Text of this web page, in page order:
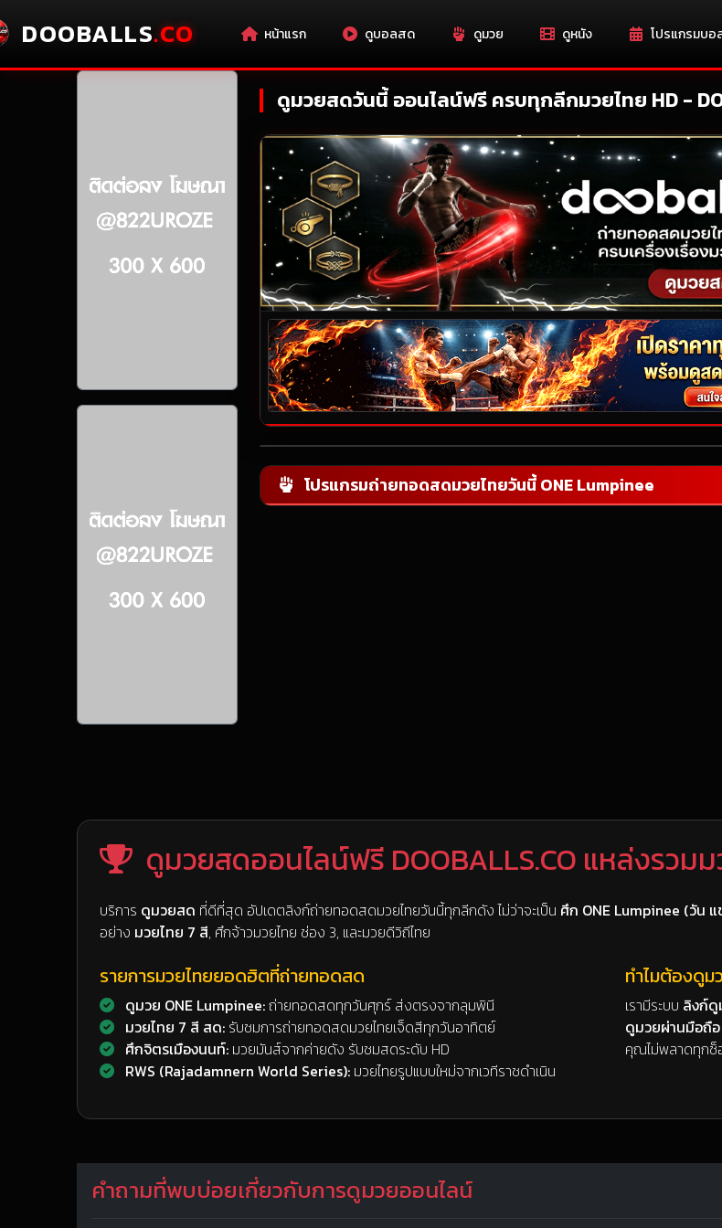
DOOBALLS.CO หน้าแรก ดูบอลสด ดูมวย ดูหนัง โปรแกรมบอ
ดูมวยสดวันนี้ ออนไลน์ฟรี ครบทุกลีกมวยไทย HD -
📺 กรุณาเลือกคู่มวยด้านล่าง
โปรแกรมถ่ายทอดสดมวยไทยวันนี้ ONE Lumpinee
ดูมวยสดออนไลน์ฟรี DOOBALLS.CO แหล่งรวม
บริการ ดูมวยสด ที่ดีที่สุด อัปเดตลิงก์ถ่ายทอดสดมวยไทยวันนี้ทุกลีกดัง ไม่ว่าจะเป็น ศึก ONE Lumpinee (วัน
อย่าง มวยไทย 7 สี, ศึกจ้าวมวยไทย ช่อง 3, และมวยดีวิถีไทย
รายการมวยไทยยอดฮิตที่ถ่ายทอดสด
ดูมวย ONE Lumpinee:ถ่ายทอดสดทุกวันศุกร์ ส่งตรงจากลุมพินี
มวยไทย 7 สี สด: รับชมการถ่ายทอดสดมวยไทยเจ็ดสีทุกวันอาทิตย์
ศึกจิตรเมืองนนท์: มวยมันส์จากค่ายดัง รับชมสดระดับ HD
RWS (Rajadamnern World Series): มวยไทยรูปแบบใหม่จากเวทีราชดำเนิน
ทำไมต้องดูม
เรามีระบบ ลิงก์
ดูมวยผ่านมือถือ
คุณไม่พลาดทุกช็
คำถามที่พบบ่อยเกี่ยวกับการดูมวยออนไลน์